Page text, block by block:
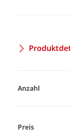
Anzahl
Preis